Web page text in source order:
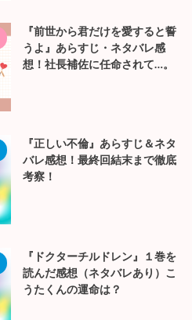
『前世から君だけを愛すると誓
うよ』あらすじ・ネタバレ感
想！社長補佐に任命されて…。
『正しい不倫』あらすじ＆ネタ
バレ感想！最終回結末まで徹底
考察！
『ドクターチルドレン』１巻を
読んだ感想（ネタバレあり）こ
うたくんの運命は？